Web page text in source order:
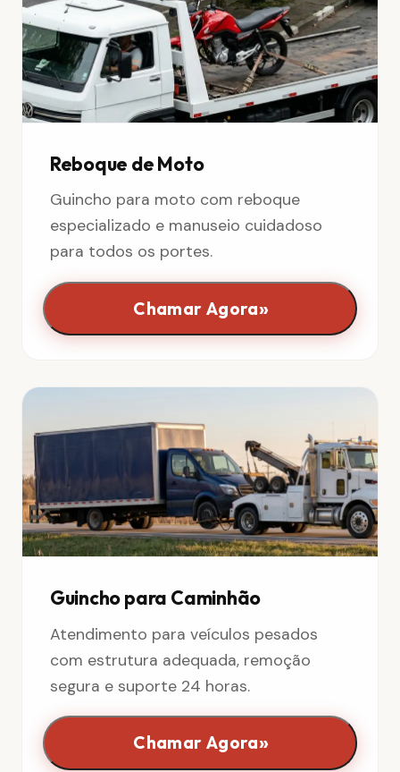
Reboque de Moto
Guincho para moto com reboque
especializado e manuseio cuidadoso
para todos os portes.
Chamar Agora»
Guincho para Caminhão
Atendimento para veículos pesados
com estrutura adequada, remoção
segura e suporte 24 horas.
Chamar Agora»